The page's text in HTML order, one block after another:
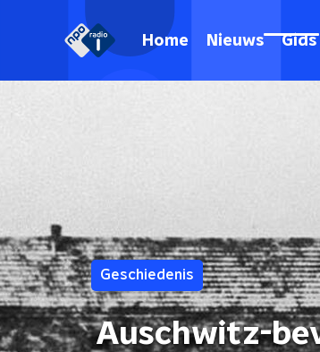
Home Nieuws Gids
Geschiedenis
Auschwitz-